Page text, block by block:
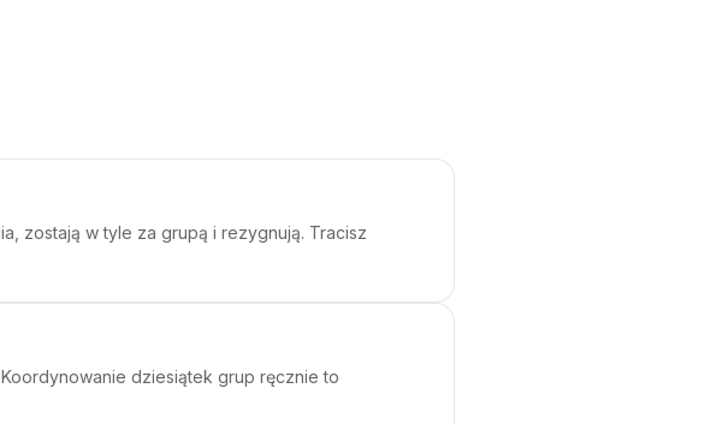
zostają w tyle za grupą i rezygnują. Tracisz
dziesiątek grup ręcznie to